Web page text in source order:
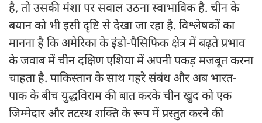
है, तो उसकी मंशा पर सवाल उठना स्वाभाविक है. चीन के
बयान को भी इसी दृष्टि से देखा जा रहा है. विश्लेषकों का
मानना है कि अमेरिका के इंडो-पैसिफिक क्षेत्र में बढ़ते प्रभाव
के जवाब में चीन दक्षिण एशिया में अपनी पकड़ मजबूत करना
चाहता है. पाकिस्तान के साथ गहरे संबंध और अब भारत-
पाक के बीच युद्धविराम की बात करके चीन खुद को एक
जिम्मेदार और तटस्थ शक्ति के रूप में प्रस्तुत करने की